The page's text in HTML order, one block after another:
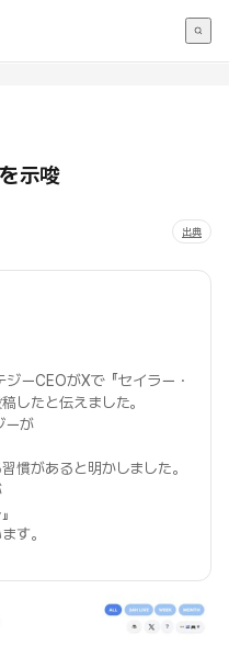
示唆
出典
ーCEOがXで『セイラー・
したと伝えました。
ーが
慣があると明かしました。
す。